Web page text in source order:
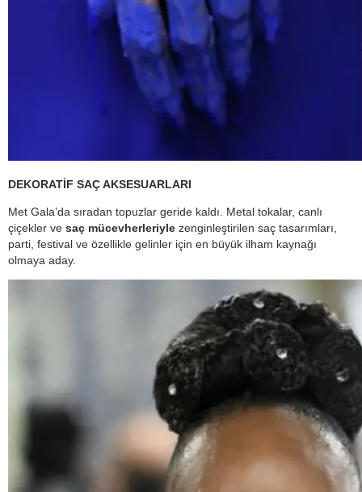
DEKORATİF SAÇ AKSESUARLARI
Met Gala’da sıradan topuzlar geride kaldı. Metal tokalar, canlı
çiçekler ve saç mücevherleriyle zenginleştirilen saç tasarımları,
parti, festival ve özellikle gelinler için en büyük ilham kaynağı
olmaya aday.